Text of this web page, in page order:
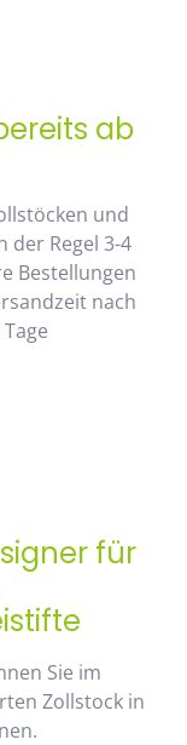
ab
und
Regel 3-4
Bestellungen
nach
für
Sie im
Zollstock in